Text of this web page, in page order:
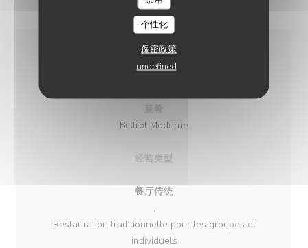
个性化
保密政策
undefined
一般信息
菜肴
Bistrot Moderne
经营类型
餐厅传统
,
Restauration traditionnelle pour les groupes et
individuels